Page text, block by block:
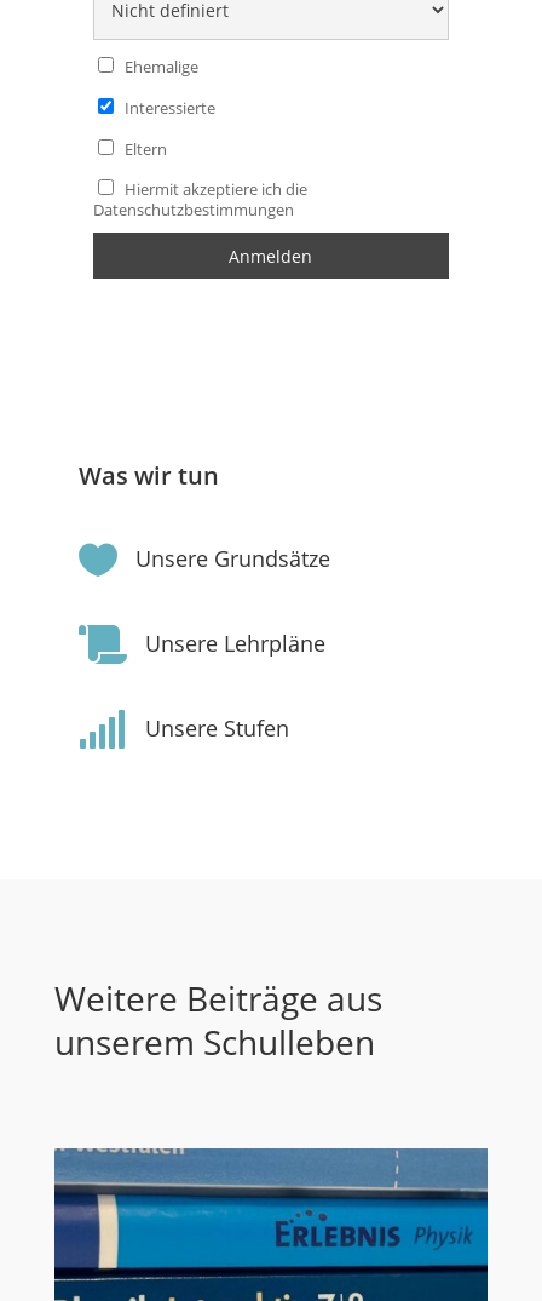
Ehemalige
Interessierte
Eltern
Hiermit akzeptiere ich die
Datenschutzbestimmungen
Was wir tun
 Unsere Grundsätze
 Unsere Lehrpläne
 Unsere Stufen
Weitere Beiträge aus
unserem Schulleben